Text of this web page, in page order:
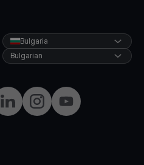
LinkedInInstagramYouTube
Bulgaria
Bulgarian